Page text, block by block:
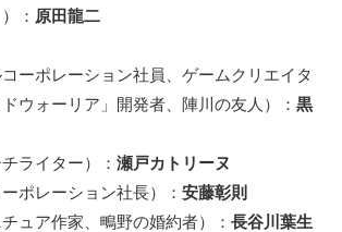
： 原田龍二
ーポレーション社員、ゲームクリエイタ
ウォーリア」開発者、陣川の友人）： 黒
ライター）： 瀬戸カトリーヌ
ポレーション社長）： 安藤彰則
ュア作家、鴫野の婚約者）： 長谷川葉生